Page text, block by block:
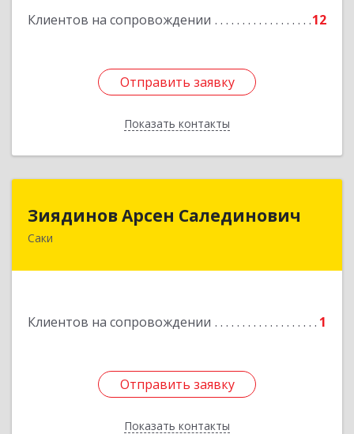
Клиентов на сопровождении 12
Отправить заявку
Показать контакты
Отправить заявку
Назад
Зиядинов Арсен Салединович
Саки
Клиентов на сопровождении 1
Отправить заявку
Показать контакты
Отправить заявку
Назад